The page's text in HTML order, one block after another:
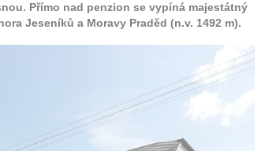
Přímo nad penzion se vypíná majestátný
Jeseníků a Moravy Praděd (n.v. 1492 m).